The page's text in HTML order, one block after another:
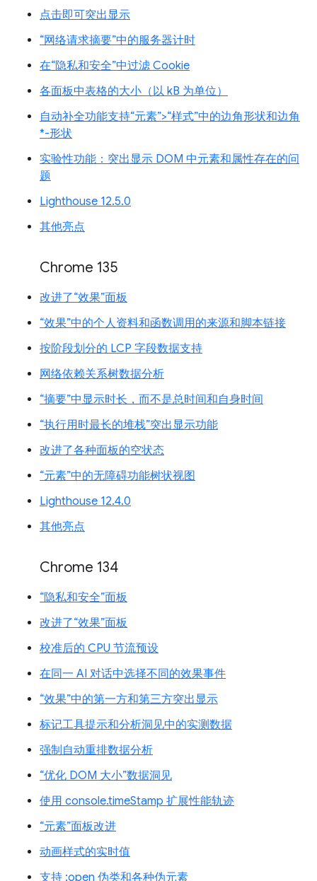
点击即可突出显示
“网络请求摘要”中的服务器计时
在“隐私和安全”中过滤 Cookie
各面板中表格的大小（以 kB 为单位）
自动补全功能支持“元素”>“样式”中的边角形状和边角
*-形状
实验性功能：突出显示 DOM 中元素和属性存在的问
题
Lighthouse 12.5.0
其他亮点
Chrome 135
改进了“效果”面板
“效果”中的个人资料和函数调用的来源和脚本链接
按阶段划分的 LCP 字段数据支持
网络依赖关系树数据分析
“摘要”中显示时长，而不是总时间和自身时间
“执行用时最长的堆栈”突出显示功能
改进了各种面板的空状态
“元素”中的无障碍功能树状视图
Lighthouse 12.4.0
其他亮点
Chrome 134
“隐私和安全”面板
改进了“效果”面板
校准后的 CPU 节流预设
在同一 AI 对话中选择不同的效果事件
“效果”中的第一方和第三方突出显示
标记工具提示和分析洞见中的实测数据
强制自动重排数据分析
“优化 DOM 大小”数据洞见
使用 console.timeStamp 扩展性能轨迹
“元素”面板改进
动画样式的实时值
支持 :open 伪类和各种伪元素